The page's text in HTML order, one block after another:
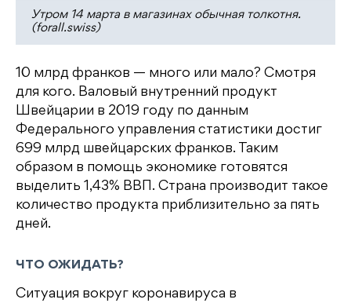
Утром 14 марта в магазинах обычная толкотня.
(forall.swiss)
10 млрд франков — много или мало? Смотря
для кого. Валовый внутренний продукт
Швейцарии в 2019 году по данным
Федерального управления статистики достиг
699 млрд швейцарских франков. Таким
образом в помощь экономике готовятся
выделить 1,43% ВВП. Страна производит такое
количество продукта приблизительно за пять
дней.
ЧТО ОЖИДАТЬ?
Ситуация вокруг коронавируса в